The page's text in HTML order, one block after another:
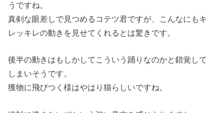
うですね。
真剣な眼差しで見つめるコテツ君ですが、こんなにもキ
レッキレの動きを見せてくれるとは驚きです。
後半の動きはもしかしてこういう踊りなのかと錯覚して
しまいそうです。
獲物に飛びつく様はやはり猫らしいですね。